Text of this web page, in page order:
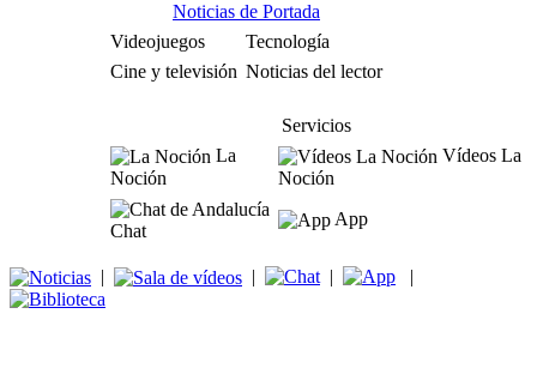
Noticias de Portada
Videojuegos
Tecnología
Cine y televisión Noticias del lector
Servicios
La
Noción
Vídeos La
Noción
Chat
App
| | | |